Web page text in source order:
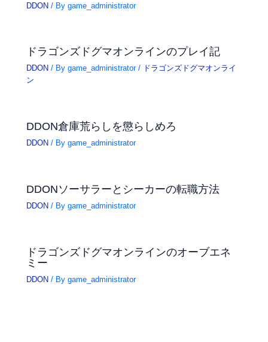
DDON / Bygame_administrator
ドラゴンズドグマオンラインのプレイ記
DDON / Bygame_administrator/ ドラゴンズドグマオンライ
ン
DDON倉庫荒らしを懲らしめろ
DDON / Bygame_administrator
DDONソーサラーとシーカーの転職方法
DDON / Bygame_administrator
ドラゴンズドグマオンラインのオーブエネ
ミー
DDON / Bygame_administrator